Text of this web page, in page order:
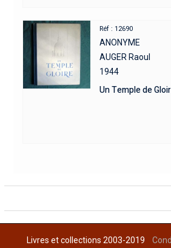
Réf : 12690
ANONYME
AUGER Raoul
1944
Un Temple de
Livres et collections 2003-2019